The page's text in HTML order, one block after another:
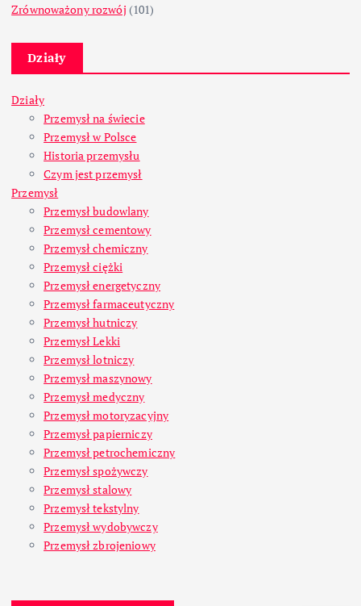
Zrównoważony rozwój (101)
Działy
Działy
Przemysł na świecie
Przemysł w Polsce
Historia przemysłu
Czym jest przemysł
Przemysł
Przemysł budowlany
Przemysł cementowy
Przemysł chemiczny
Przemysł ciężki
Przemysł energetyczny
Przemysł farmaceutyczny
Przemysł hutniczy
Przemysł Lekki
Przemysł lotniczy
Przemysł maszynowy
Przemysł medyczny
Przemysł motoryzacyjny
Przemysł papierniczy
Przemysł petrochemiczny
Przemysł spożywczy
Przemysł stalowy
Przemysł tekstylny
Przemysł wydobywczy
Przemysł zbrojeniowy